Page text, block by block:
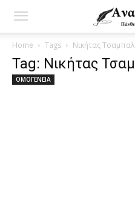
Home Tags Νικήτας
Tag: Νικήτας
ΟΜΟΓΕΝΕΙΑ